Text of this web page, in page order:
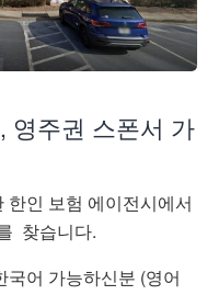
영주권 스폰서 가
한인 보험 에이전시에서
찾습니다.
어 가능하신분 (영어